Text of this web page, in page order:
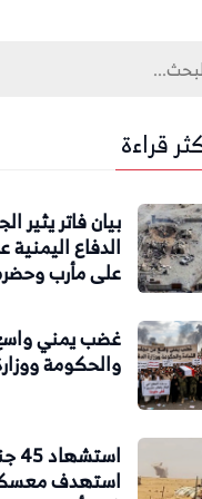
قراءة
بيان فاتر يثير
الدفاع
على مأرب
غضب يمني
والحكومة
استهدف